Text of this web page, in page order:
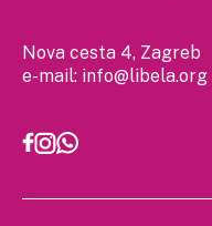
Nova cesta 4, Zagreb
e-mail: info@libela.org